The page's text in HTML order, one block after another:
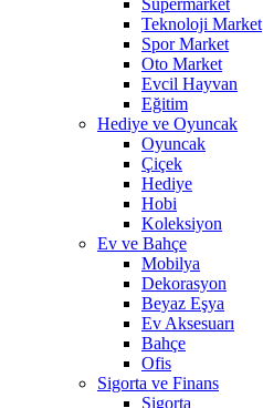
Süpermarket
Teknoloji Market
Spor Market
Oto Market
Evcil Hayvan
Eğitim
Hediye ve Oyuncak
Oyuncak
Çiçek
Hediye
Hobi
Koleksiyon
Ev ve Bahçe
Mobilya
Dekorasyon
Beyaz Eşya
Ev Aksesuarı
Bahçe
Ofis
Sigorta ve Finans
Sigorta